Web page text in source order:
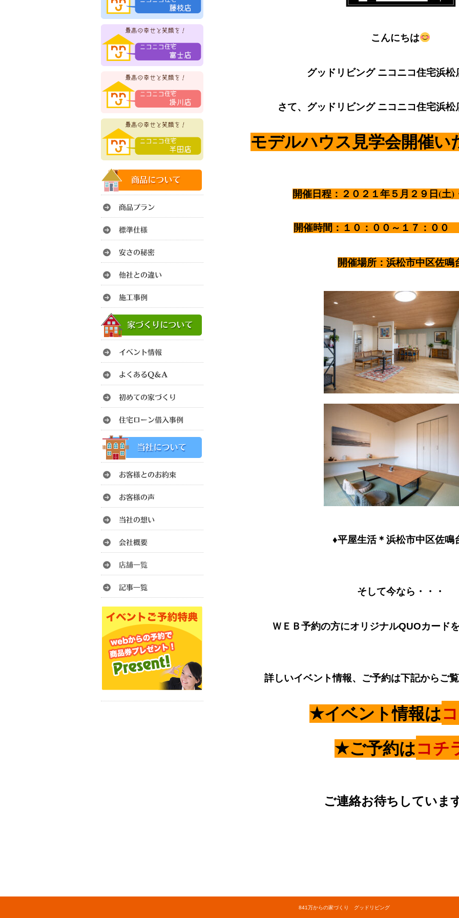
こんにちは
グッドリビング ニコニコ住宅浜松
さて、グッドリビング ニコニコ住宅浜
モデルハウス見学会開催い
開催日程：２０２１年５月２９日(土)
開催時間：１０：００～１７：０
開催場所：浜松市中区佐鳴
♦平屋生活＊浜松市中区佐鳴
そして今なら・・・
ＷＥＢ予約の方にオリジナルQUOカード
詳しいイベント情報、ご予約は下記からご
★イベント情報は
★ご予約はコチ
ご連絡お待ちしていま
841万からの家づくり グッドリビング